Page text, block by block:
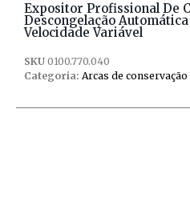
Expositor Profissional De
Descongelação
Velocidade Variável
SKU 0100.770.040
Categoria: Arcas de